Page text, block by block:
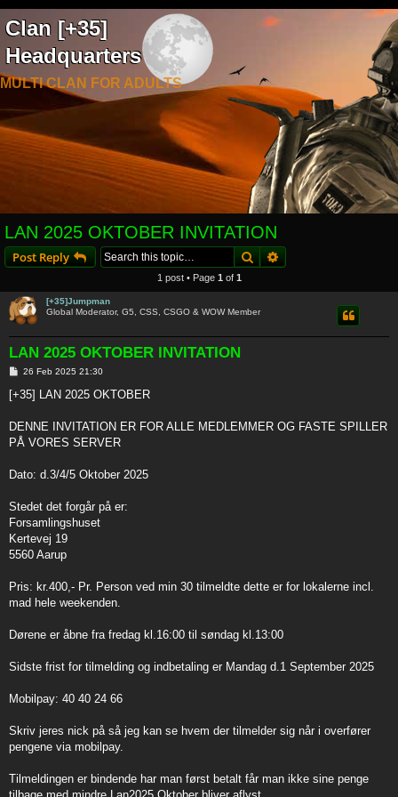
Clan [+35]
Headquarters
MULTI CLAN FOR ADULTS
LAN 2025 OKTOBER INVITATION
Post Reply SearchAdvanced search
1 post • Page 1 of 1
[+35]Jumpman
Global Moderator, G5, CSS, CSGO & WOW Member
LAN 2025 OKTOBER INVITATION
P
s
26 Feb 2025 21:30
[+35] LAN 2025 OKTOBER
DENNE INVITATION ER FOR ALLE MEDLEMMER OG FASTE SPILLER
PÅ VORES SERVER
Dato: d.3/4/5 Oktober 2025
Stedet det forgår på er:
Forsamlingshuset
Kertevej 19
5560 Aarup
Pris: kr.400,- Pr. Person ved min 30 tilmeldte dette er for lokalerne incl.
mad hele weekenden.
Dørene er åbne fra fredag kl.16:00 til søndag kl.13:00
Sidste frist for tilmelding og indbetaling er Mandag d.1 September 2025
Mobilpay: 40 40 24 66
Skriv jeres nick på så jeg kan se hvem der tilmelder sig når i overfører
pengene via mobilpay.
Tilmeldingen er bindende har man først betalt får man ikke sine penge